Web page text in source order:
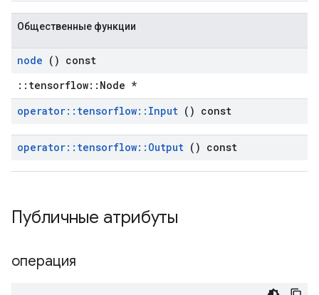
Общественные функции
node () const
::tensorflow::Node *
operator:: tensorflow:: Input () const
operator:: tensorflow:: Output () const
Публичные атрибуты
операция